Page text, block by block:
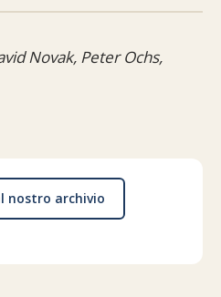
Novak, Peter Ochs,
nostro archivio